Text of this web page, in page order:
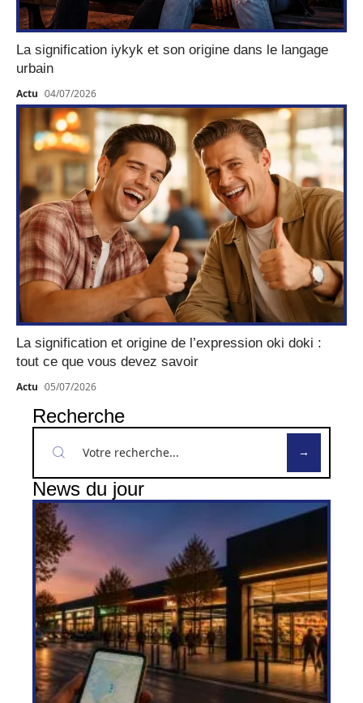
La signification iykyk et son origine dans le langage
urbain
Actu 04/07/2026
La signification et origine de l’expression oki doki :
tout ce que vous devez savoir
Actu 05/07/2026
Recherche
News du jour